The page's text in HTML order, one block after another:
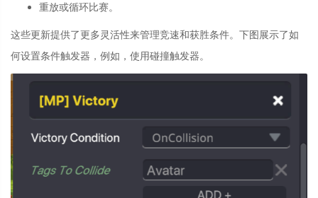
重放或循环比赛。
这些更新提供了更多灵活性来管理竞速和获胜条件。下图展示了如
何设置条件触发器，例如，使用碰撞触发器。